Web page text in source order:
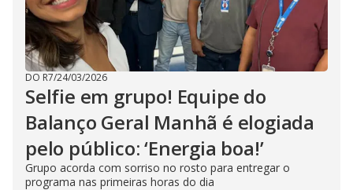
DO R7/24/03/2026
Selfie em grupo! Equipe do
Balanço Geral Manhã é elogiada
pelo público: ‘Energia boa!’
Grupo acorda com sorriso no rosto para entregar o
programa nas primeiras horas do dia